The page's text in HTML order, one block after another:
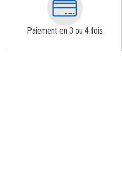
Paiement en 3 ou 4 fois